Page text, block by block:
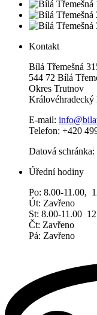
Kontakt
Bílá Třemešná
544 72 Bílá
Okres Trutnov
Královéhradecký
E-mail:
Telefon: +420
Datová schránka:
Úřední hodiny
Po: 8.00-11.00,
Út: Zavřeno
St: 8.00-11.00
Čt: Zavřeno
Pá: Zavřeno